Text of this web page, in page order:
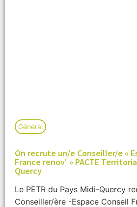
Général
On recrute un/e Conseiller/e «
France renov' » PACTE
Quercy
Le PETR du Pays Midi-Quercy
Conseiller/ère -Espace Conseil